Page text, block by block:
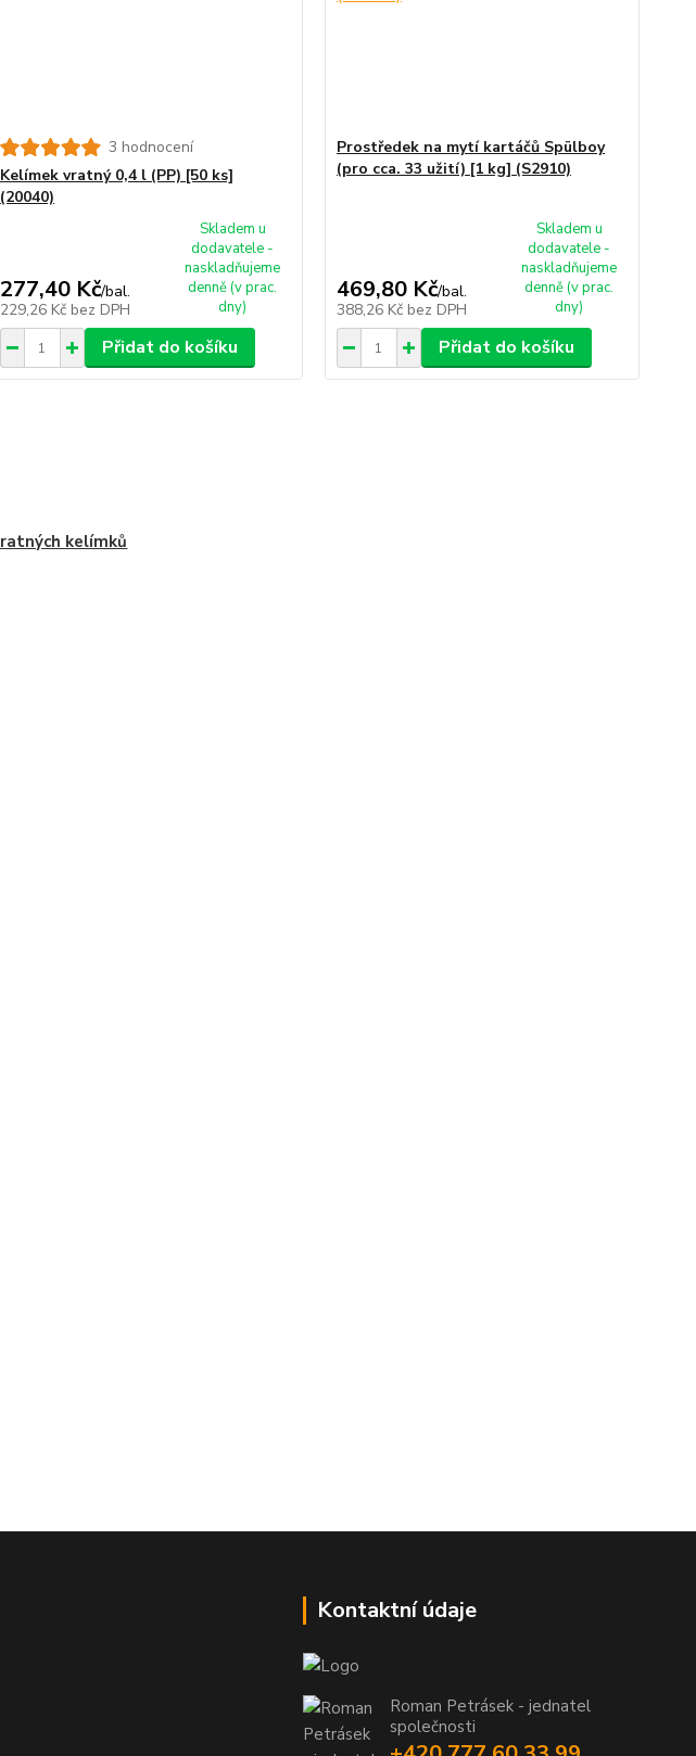
3 hodnocení
Kelímek vratný 0,4 l (PP) [50 ks]
(20040)
277,40 Kč/bal.
229,26 Kč bez DPH
Skladem u
dodavatele -
naskladňujeme
denně (v prac.
dny)
Přidat do košíku
Prostředek na mytí kartáčů Spülboy
(pro cca. 33 užití) [1 kg] (S2910)
469,80 Kč/bal.
388,26 Kč bez DPH
Skladem u
dodavatele -
naskladňujeme
denně (v prac.
dny)
Přidat do košíku
kelímků
Kontaktní údaje
Roman Petrásek - jednatel
společnosti